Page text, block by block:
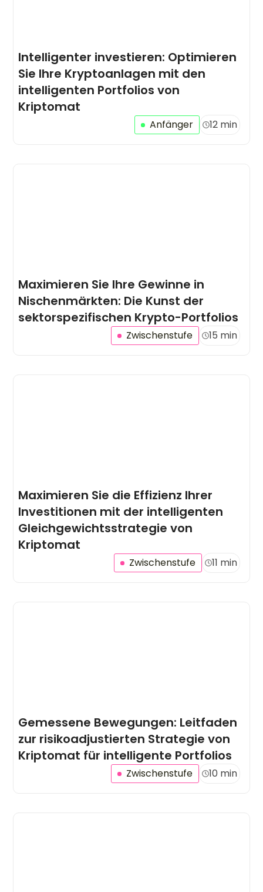
Intelligenter investieren: Optimieren
Sie Ihre Kryptoanlagen mit den
intelligenten Portfolios von
Kriptomat
Anfänger 12 min
Maximieren Sie Ihre Gewinne in
Nischenmärkten: Die Kunst der
sektorspezifischen Krypto-Portfolios
Zwischenstufe 15 min
Maximieren Sie die Effizienz Ihrer
Investitionen mit der intelligenten
Gleichgewichtsstrategie von
Kriptomat
Zwischenstufe 11 min
Gemessene Bewegungen: Leitfaden
zur risikoadjustierten Strategie von
Kriptomat für intelligente Portfolios
Zwischenstufe 10 min